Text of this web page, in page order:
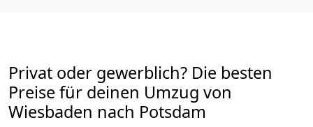
Privat oder gewerblich? Die besten
Preise für deinen Umzug von
Wiesbaden nach Potsdam